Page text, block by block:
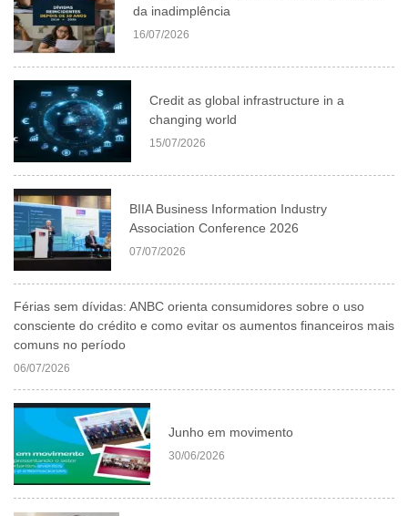
da inadimplência
16/07/2026
Credit as global infrastructure in a
changing world
15/07/2026
BIIA Business Information Industry
Association Conference 2026
07/07/2026
Férias sem dívidas: ANBC orienta consumidores sobre o uso
consciente do crédito e como evitar os aumentos financeiros mais
comuns no período
06/07/2026
Junho em movimento
30/06/2026